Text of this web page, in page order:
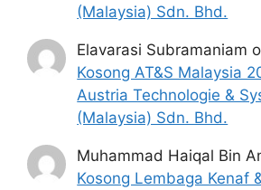
(Malaysia) Sdn. Bhd.
Elavarasi Subramaniam
Kosong AT&S Malaysia
Austria Technologie &
(Malaysia) Sdn. Bhd.
Muhammad Haiqal Bin
Kosong Lembaga Kenaf